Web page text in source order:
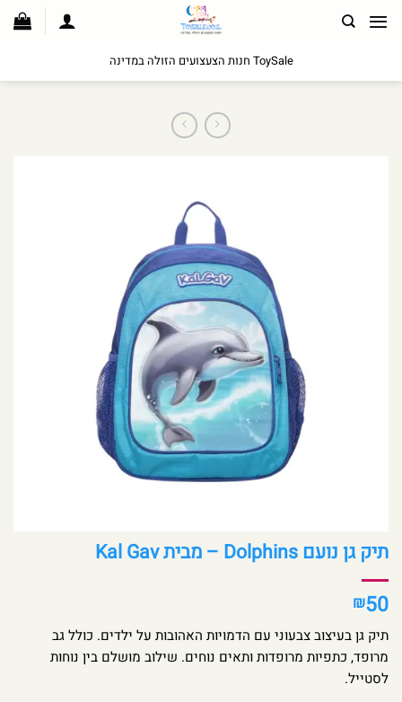
לתוכן
ToySale חנות הצעצועים הזולה במדינה
תיק גן נועם Dolphins – מבית Kal Gav
₪50
תיק גן בעיצוב צבעוני עם הדמויות האהובות על ילדים. כולל גב
מרופד, כתפיות מרופדות ותאים נוחים. שילוב מושלם בין נוחות
לסטייל.